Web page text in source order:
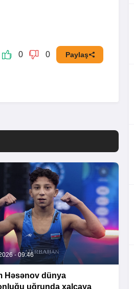
0 0 Paylaş
- 09:46
Həsənov dünya
uğrunda xalçaya